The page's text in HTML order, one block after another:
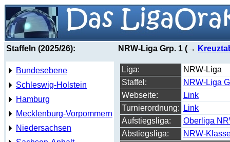
Staffeln (2025/26):
Bundesebene
Schleswig-Holstein
Hamburg
Mecklenburg-Vorpommern
Niedersachsen
NRW-Liga Grp. 1 (→
Liga:
NRW-Liga
Staffel:
NRW-Liga
Webseite:
Link
Turnierordnung:
Link
Aufstiegsliga:
Oberliga
Abstiegsliga:
NRW-